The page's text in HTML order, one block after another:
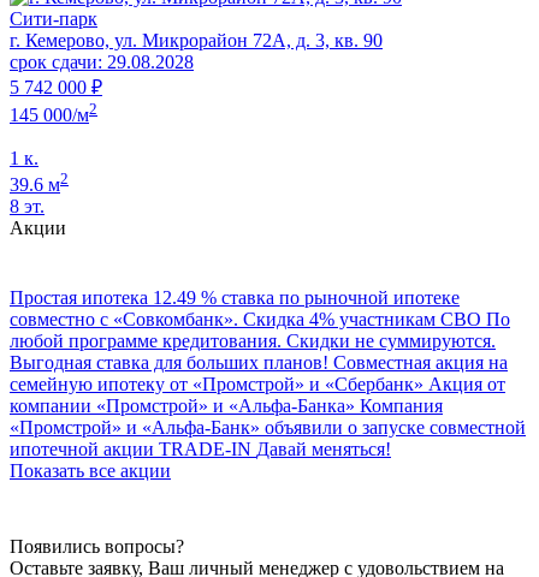
Сити-парк
г. Кемерово, ул. Микрорайон 72А, д. 3, кв. 90
срок сдачи: 29.08.2028
5 742 000 ₽
145 000/м2
1 к.
39.6 м2
8 эт.
Акции
Простая ипотека 12.49 % ставка по рыночной ипотеке
совместно с «Совкомбанк». Скидка 4% участникам СВО По
любой программе кредитования. Скидки не суммируются.
Выгодная ставка для больших планов! Совместная акция на
семейную ипотеку от «Промстрой» и «Сбербанк» Акция от
компании «Промстрой» и «Альфа‑Банка» Компания
«Промстрой» и «Альфа‑Банк» объявили о запуске совместной
ипотечной акции TRADE-IN Давай меняться!
Показать все акции
Появились вопросы?
Оставьте заявку, Ваш личный менеджер с удовольствием на